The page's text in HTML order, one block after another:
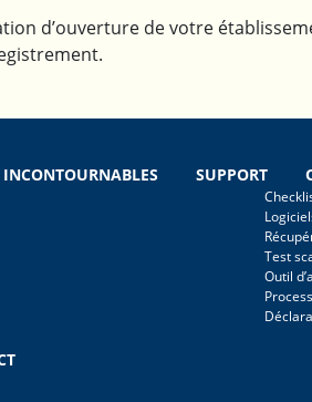
d’ouverture de votre
INCONTOURNABLES SUPPORT
Test
Outil